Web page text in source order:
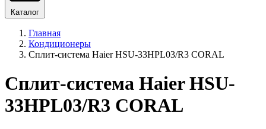
Каталог
Главная
Кондиционеры
Сплит-система Haier HSU-33HPL03/R3 CORAL
Сплит-система Haier HSU-
33HPL03/R3 CORAL